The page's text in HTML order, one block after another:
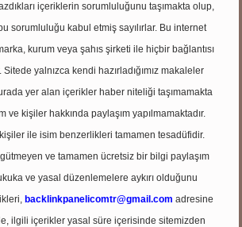
içeriklerin sorumluluğunu taşımakta olup,
sorumluluğu kabul etmiş sayılırlar. Bu internet
kurum veya şahıs şirketi ile hiçbir bağlantısı
Sitede yalnızca kendi hazırladığımız makaleler
yer alan içerikler haber niteliği taşımamakta
ve kişiler hakkında paylaşım yapılmamaktadır.
ile isim benzerlikleri tamamen tesadüfidir.
ve tamamen ücretsiz bir bilgi paylaşım
ve yasal düzenlemelere aykırı olduğunu
backlinkpanelicomtr@gmail.com adresine
ilgili içerikler yasal süre içerisinde sitemizden